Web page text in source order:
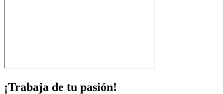
¡Trabaja de tu pasión!